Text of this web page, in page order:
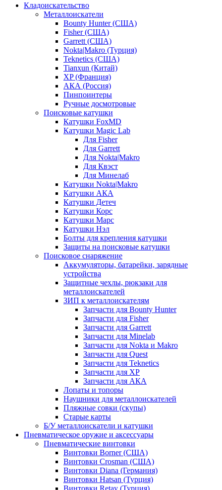
Кладоискательство
Металлоискатели
Bounty Hunter (США)
Fisher (США)
Garrett (США)
Nokta|Makro (Турция)
Teknetics (США)
Tianxun (Китай)
XP (Франция)
АКА (Россия)
Пинпоинтеры
Ручные досмотровые
Поисковые катушки
Катушки FoxMD
Катушки Magic Lab
Для Fisher
Для Garrett
Для Nokta|Makro
Для Квэст
Для Минелаб
Катушки Nokta|Makro
Катушки АКА
Катушки Детеч
Катушки Корс
Катушки Марс
Катушки Нэл
Болты для крепления катушки
Защиты на поисковые катушки
Поисковое снаряжение
Аккумуляторы, батарейки, зарядные
устройства
Защитные чехлы, рюкзаки для
металлоискателей
ЗИП к металлоискателям
Запчасти для Bounty Hunter
Запчасти для Fisher
Запчасти для Garrett
Запчасти для Minelab
Запчасти для Nokta и Makro
Запчасти для Quest
Запчасти для Teknetics
Запчасти для XP
Запчасти для АКА
Лопаты и топоры
Наушники для металлоискателей
Пляжные совки (скупы)
Старые карты
Б/У металлоискатели и катушки
Пневматическое оружие и аксессуары
Пневматические винтовки
Винтовки Borner (США)
Винтовки Crosman (США)
Винтовки Diana (Германия)
Винтовки Hatsan (Турция)
Винтовки Retay (Турция)